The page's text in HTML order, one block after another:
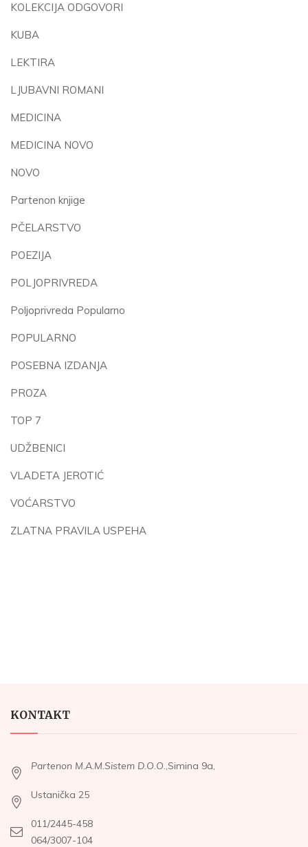
KOLEKCIJA ODGOVORI
KUBA
LEKTIRA
LJUBAVNI ROMANI
MEDICINA
MEDICINA NOVO
NOVO
Partenon knjige
PČELARSTVO
POEZIJA
POLJOPRIVREDA
Poljoprivreda Popularno
POPULARNO
POSEBNA IZDANJA
PROZA
TOP 7
UDŽBENICI
VLADETA JEROTIĆ
VOĆARSTVO
ZLATNA PRAVILA USPEHA
KONTAKT
Partenon M.A.M.Sistem D.O.O.,Simina 9a,
Ustanička 25
011/2445-458
064/3007-104